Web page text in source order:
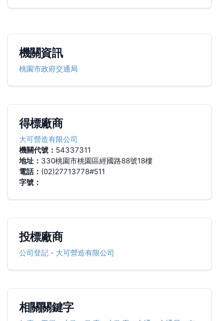
機關資訊
桃園市政府交通局
得標廠商
大可營造有限公司
機關代號： 54337311
地址： 330桃園市桃園區經國路88號18樓
電話： (02)27713778#511
字號：
投標廠商
公司登記- 大可營造有限公司
相關關鍵字